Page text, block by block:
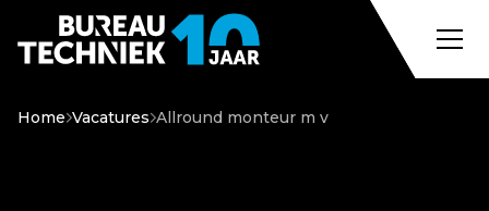
Home Vacatures Allround monteur m v